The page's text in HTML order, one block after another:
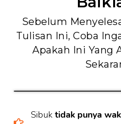
Sebelum
Tulisan Ini, Coba
Apakah Ini Yang
Sibuk tidak punya